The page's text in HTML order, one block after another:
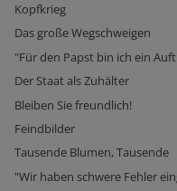
Kopfkrieg
Das große Wegschweigen
"Für den Papst bin ich ein
Der Staat als Zuhälter
Bleiben Sie freundlich!
Feindbilder
Tausende Blumen, Tausende
"Wir haben schwere Fehler